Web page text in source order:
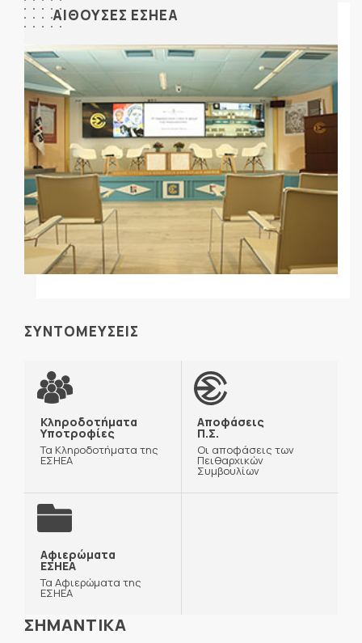
ΑΙΘΟΥΣΕΣ ΕΣΗΕΑ
ΣΥΝΤΟΜΕΥΣΕΙΣ
Κληροδοτήματα
Υποτροφίες
Τα Κληροδοτήματα της
ΕΣΗΕΑ
Αποφάσεις
Π.Σ.
Οι αποφάσεις των
Πειθαρχικών
Συμβουλίων
Αφιερώματα
ΕΣΗΕΑ
Τα Αφιερώματα της
ΕΣΗΕΑ
ΣΗΜΑΝΤΙΚΑ